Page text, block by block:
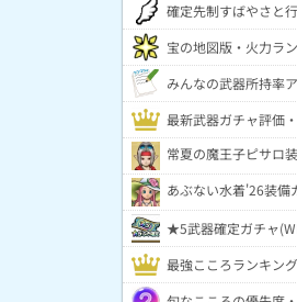
確定先制すばやさと
宝の地図版・火力ラ
みんなの武器所持率
最新武器ガチャ評価
常夏の魔王子ピサロ
あぶない水着'26装備
★5武器確定ガチャ
最強こころランキング